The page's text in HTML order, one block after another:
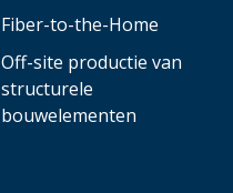
Fiber-to-the-Home
Off-site productie van
structurele
bouwelementen